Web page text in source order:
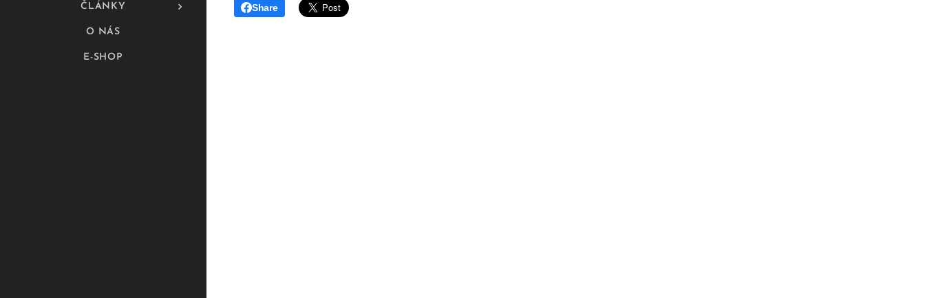
ČLÁNKY
O NÁS
E-SHOP
Share